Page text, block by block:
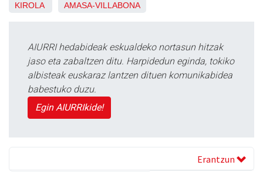
KIROLA AMASA-VILLABONA
AIURRI hedabideak eskualdeko nortasun hitzak
jaso eta zabaltzen ditu. Harpidedun eginda, tokiko
albisteak euskaraz lantzen dituen komunikabidea
babestuko duzu.
Egin AIURRIkide!
Erantzun